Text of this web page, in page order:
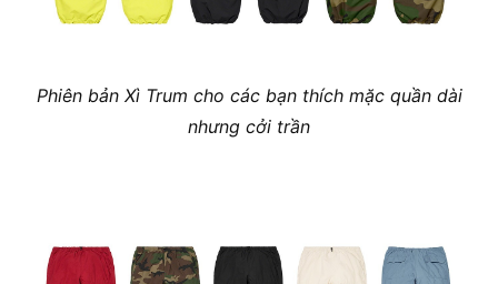
Phiên bản Xì Trum cho các bạn thích mặc quần dài
nhưng cởi trần